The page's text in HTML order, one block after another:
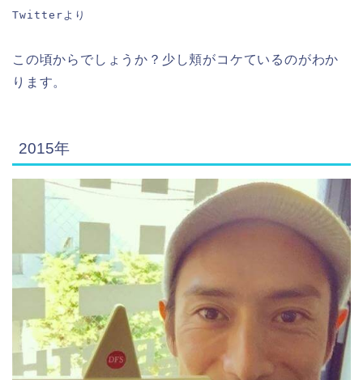
Twitterより
この頃からでしょうか？少し頬がコケているのがわか
ります。
2015年